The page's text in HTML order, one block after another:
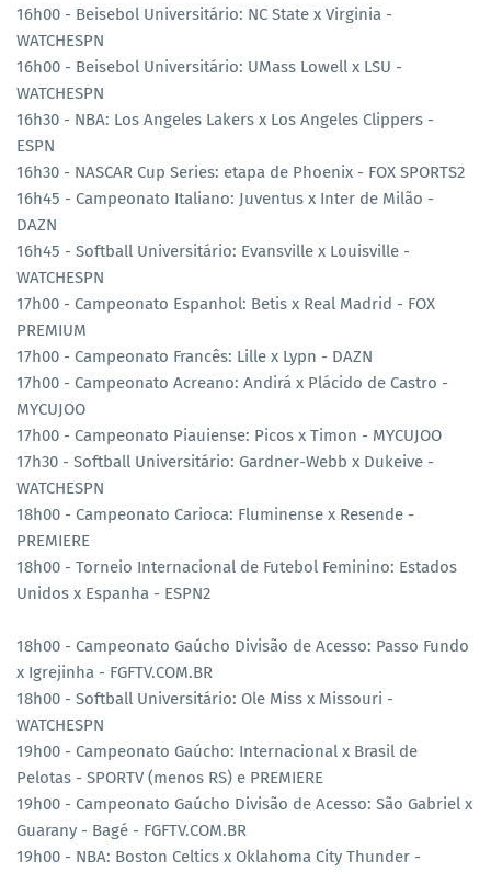
16h00 - Beisebol Universitário: NC State x Virginia -
WATCHESPN
16h00 - Beisebol Universitário: UMass Lowell x LSU -
WATCHESPN
16h30 - NBA: Los Angeles Lakers x Los Angeles Clippers -
ESPN
16h30 - NASCAR Cup Series: etapa de Phoenix - FOX SPORTS2
16h45 - Campeonato Italiano: Juventus x Inter de Milão -
DAZN
16h45 - Softball Universitário: Evansville x Louisville -
WATCHESPN
17h00 - Campeonato Espanhol: Betis x Real Madrid - FOX
PREMIUM
17h00 - Campeonato Francês: Lille x Lypn - DAZN
17h00 - Campeonato Acreano: Andirá x Plácido de Castro -
MYCUJOO
17h00 - Campeonato Piauiense: Picos x Timon - MYCUJOO
17h30 - Softball Universitário: Gardner-Webb x Dukeive -
WATCHESPN
18h00 - Campeonato Carioca: Fluminense x Resende -
PREMIERE
18h00 - Torneio Internacional de Futebol Feminino: Estados
Unidos x Espanha - ESPN2
18h00 - Campeonato Gaúcho Divisão de Acesso: Passo Fundo
x Igrejinha - FGFTV.COM.BR
18h00 - Softball Universitário: Ole Miss x Missouri -
WATCHESPN
19h00 - Campeonato Gaúcho: Internacional x Brasil de
Pelotas - SPORTV (menos RS) e PREMIERE
19h00 - Campeonato Gaúcho Divisão de Acesso: São Gabriel x
Guarany - Bagé - FGFTV.COM.BR
19h00 - NBA: Boston Celtics x Oklahoma City Thunder -